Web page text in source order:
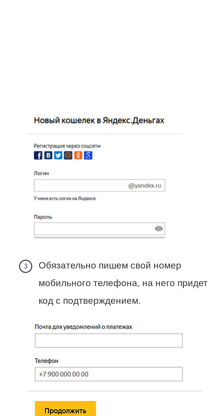
Обязательно пишем свой номер
мобильного телефона, на него придет
код с подтверждением.